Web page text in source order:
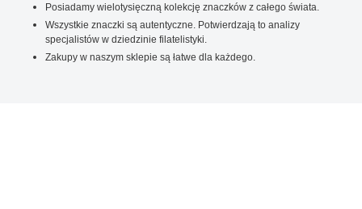
Posiadamy wielotysięczną kolekcję znaczków z całego świata.
Wszystkie znaczki są autentyczne. Potwierdzają to analizy
specjalistów w dziedzinie filatelistyki.
Zakupy w naszym sklepie są łatwe dla każdego.